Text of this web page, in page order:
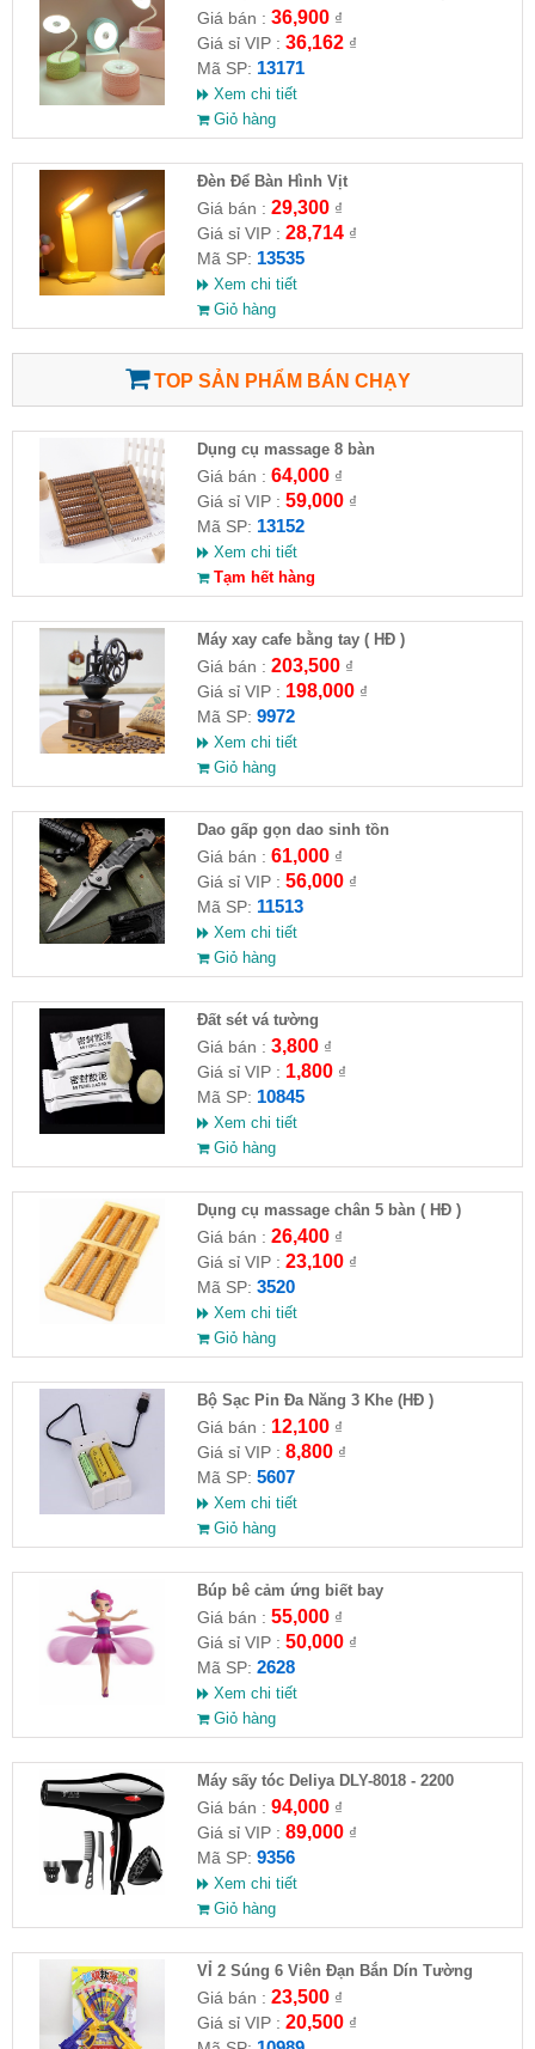
Giá bán : 36,900₫
Giá sỉ VIP : 36,162₫
Mã SP: 13171
Xem chi tiết
Giỏ hàng
Đèn Để Bàn Hình Vịt
Giá bán : 29,300₫
Giá sỉ VIP : 28,714₫
Mã SP: 13535
Xem chi tiết
Giỏ hàng
TOP SẢN PHẨM BÁN CHẠY
Dụng cụ massage 8 bàn
Giá bán : 64,000₫
Giá sỉ VIP : 59,000₫
Mã SP: 13152
Xem chi tiết
Tạm hết hàng
Máy xay cafe bằng tay ( HĐ )
Giá bán : 203,500₫
Giá sỉ VIP : 198,000₫
Mã SP: 9972
Xem chi tiết
Giỏ hàng
Dao gấp gọn dao sinh tồn
Giá bán : 61,000₫
Giá sỉ VIP : 56,000₫
Mã SP: 11513
Xem chi tiết
Giỏ hàng
Đất sét vá tường
Giá bán : 3,800₫
Giá sỉ VIP : 1,800₫
Mã SP: 10845
Xem chi tiết
Giỏ hàng
Dụng cụ massage chân 5 bàn ( HĐ )
Giá bán : 26,400₫
Giá sỉ VIP : 23,100₫
Mã SP: 3520
Xem chi tiết
Giỏ hàng
Bộ Sạc Pin Đa Năng 3 Khe (HĐ )
Giá bán : 12,100₫
Giá sỉ VIP : 8,800₫
Mã SP: 5607
Xem chi tiết
Giỏ hàng
​Búp bê cảm ứng biết bay
Giá bán : 55,000₫
Giá sỉ VIP : 50,000₫
Mã SP: 2628
Xem chi tiết
Giỏ hàng
Máy sấy tóc Deliya DLY-8018 - 2200
Giá bán : 94,000₫
Giá sỉ VIP : 89,000₫
Mã SP: 9356
Xem chi tiết
Giỏ hàng
VỈ 2 Súng 6 Viên Đạn Bắn Dín Tường
Giá bán : 23,500₫
Giá sỉ VIP : 20,500₫